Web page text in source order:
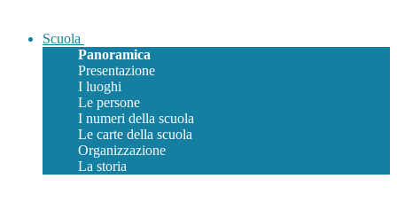
Scuola
Panoramica
Presentazione
I luoghi
Le persone
I numeri della scuola
Le carte della scuola
Organizzazione
La storia